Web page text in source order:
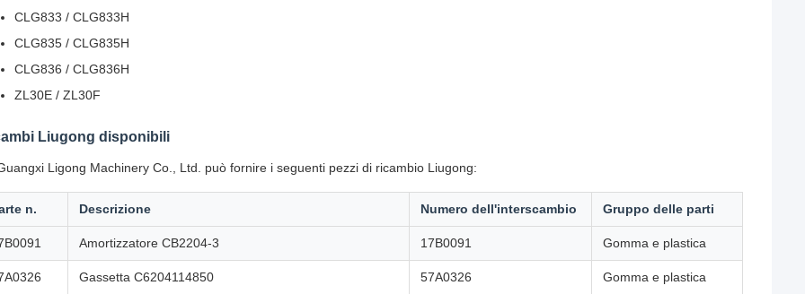
CLG833 / CLG833H
CLG835 / CLG835H
CLG836 / CLG836H
ZL30E / ZL30F
Liugong disponibili
Ligong Machinery Co., Ltd. può fornire i seguenti pezzi di ricambio Liugong:
n. Descrizione Numero dell'interscambio Gruppo delle parti
Amortizzatore CB2204-3 17B0091 Gomma e plastica
Gassetta C6204114850 57A0326 Gomma e plastica